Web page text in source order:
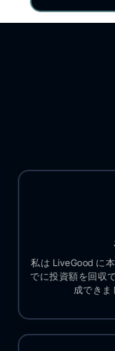
私は LiveGood に
でに投資額を回収
成できま